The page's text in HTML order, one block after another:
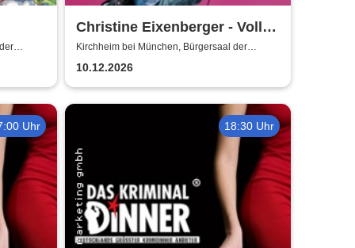
Christine Eixenberger - Volle
Kontrolle
Kirchheim bei München, Bürgersaal der
Gemeinde Kirchheim
10.12.2026
Uhr 18:30 Uhr